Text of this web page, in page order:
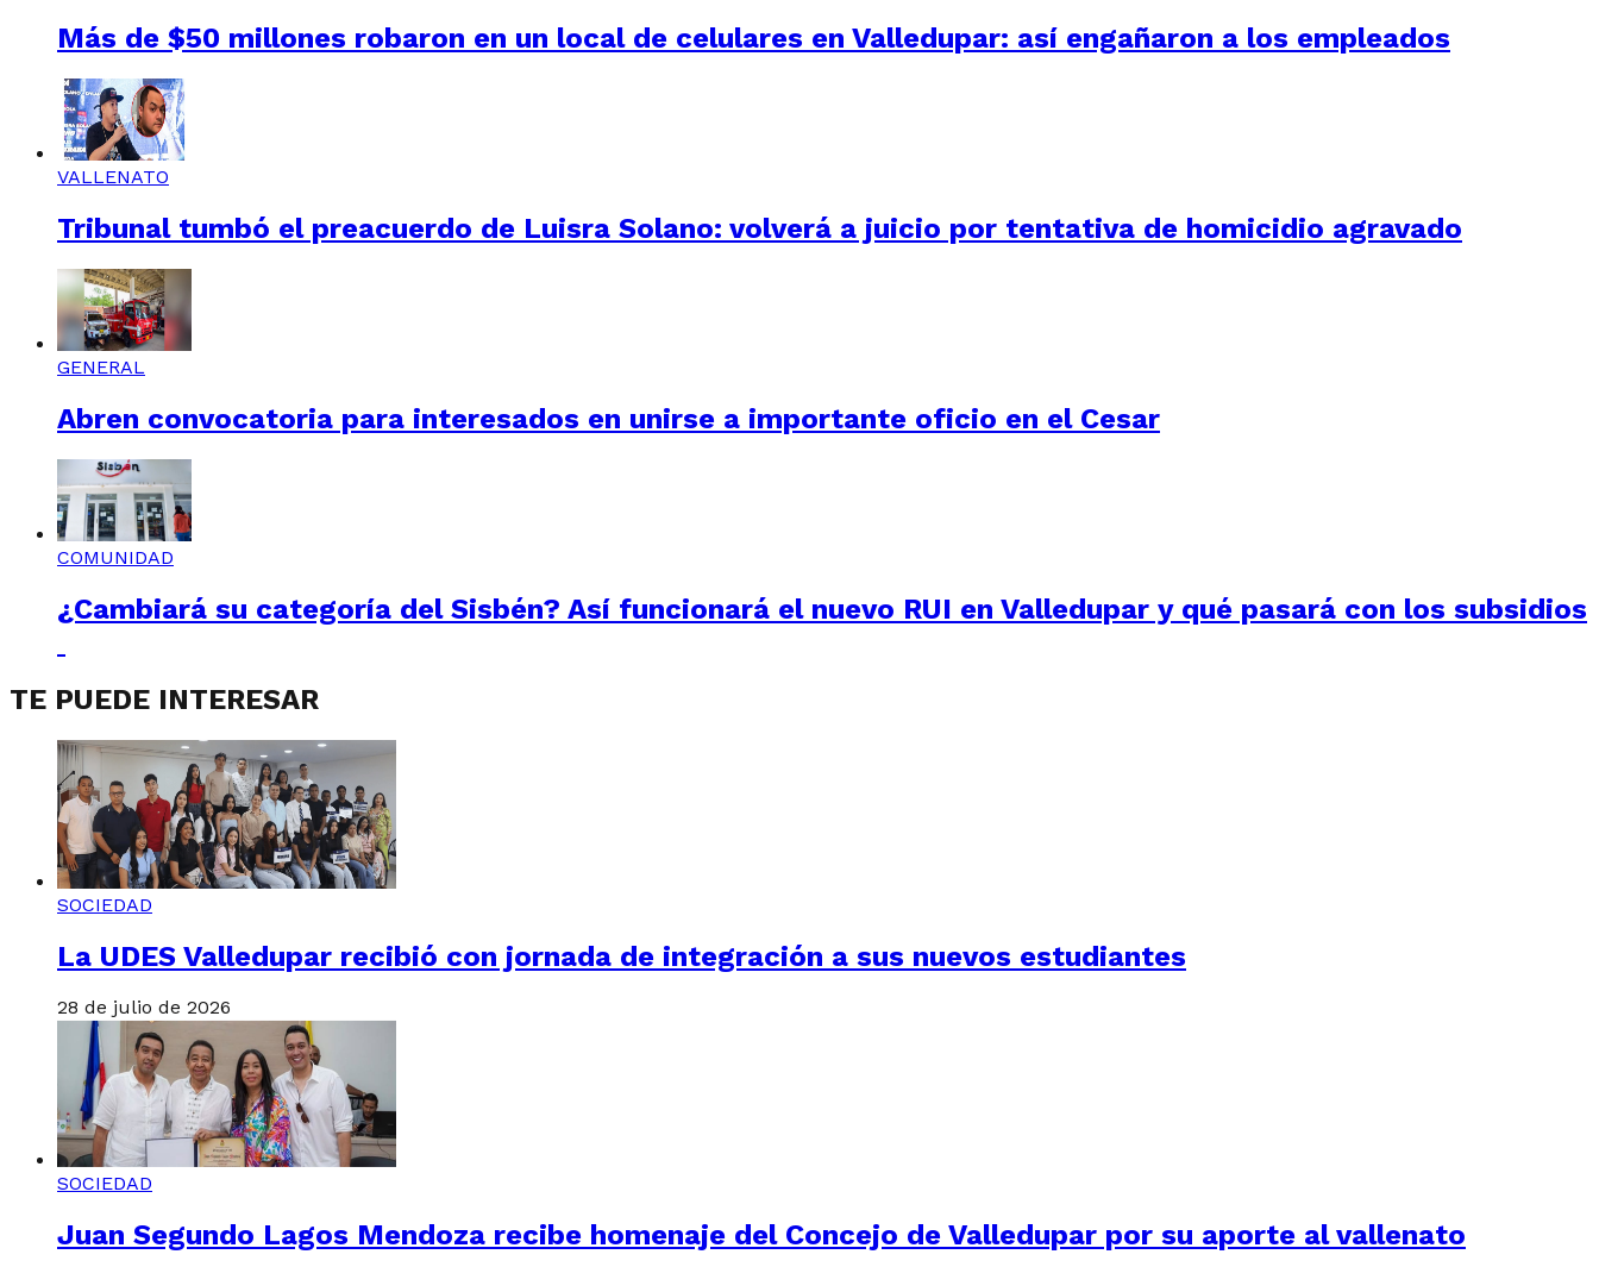
Más de $50 millones robaron en un local de celulares en Valledupar: así engañaron a los empleados
VALLENATO
Tribunal tumbó el preacuerdo de Luisra Solano: volverá a juicio por tentativa de homicidio agravado
GENERAL
Abren convocatoria para interesados en unirse a importante oficio en el Cesar
COMUNIDAD
¿Cambiará su categoría del Sisbén? Así funcionará el nuevo RUI en Valledupar y qué pasará con los subsidios
TE PUEDE INTERESAR
SOCIEDAD
La UDES Valledupar recibió con jornada de integración a sus nuevos estudiantes
28 de julio de 2026
SOCIEDAD
Juan Segundo Lagos Mendoza recibe homenaje del Concejo de Valledupar por su aporte al vallenato